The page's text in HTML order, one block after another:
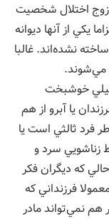
زوج اختلال شخصيت
يكي از آنها ديوانه
نشده‌اند. غالبا
مي‌شوند.
خوشبخت
يا آبرو از هم
فرد ثالثي است يا
زناشويي سرد و
كه ديگران فكر
فرزنداني كه
هم نمي‌تواند مادر